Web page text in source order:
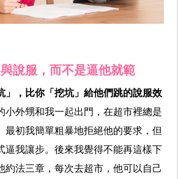
說服，而不是逼他就範
」，比你「挖坑」給他們跳的說服效
小外甥和我一起出門，在超市裡總是
最初我簡單粗暴地拒絕他的要求，但
逼我讓步。後來我覺得不能再這樣下
約法三章，每次去超市，他可以自己